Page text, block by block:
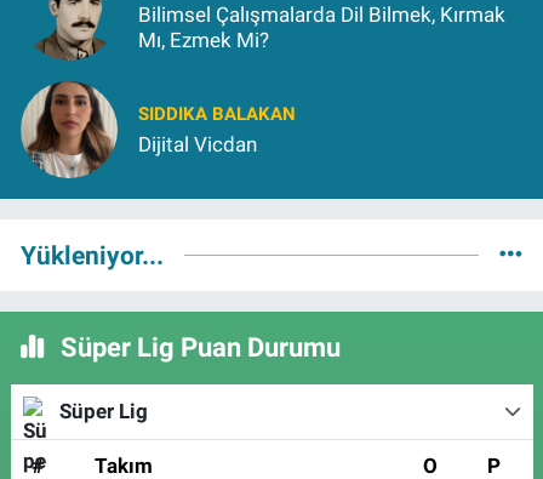
Bilimsel Çalışmalarda Dil Bilmek, Kırmak
Mı, Ezmek Mi?
SIDDIKA BALAKAN
Dijital Vicdan
Yükleniyor...
Süper Lig Puan Durumu
Süper Lig
# Takım O P